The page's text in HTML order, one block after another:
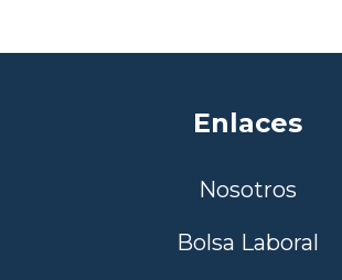
Enlaces
Nosotros
Bolsa Laboral